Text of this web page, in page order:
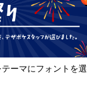
ーマにフォントを選